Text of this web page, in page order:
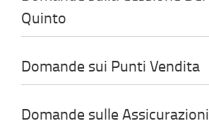
Quinto
Domande sui Punti Vendita
Domande sulle Assicurazioni